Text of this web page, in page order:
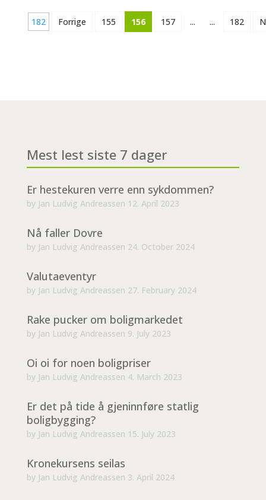
182 Forrige ...
155 156 157 ... 182
Mest lest siste 7 dager
Er hestekuren verre enn sykdommen?
by Jan Ludvig Andreassen 12. April 2023
Nå faller Dovre
by Jan Ludvig Andreassen 24. October 2024
Valutaeventyr
by Jan Ludvig Andreassen 27. February 2024
Rake pucker om boligmarkedet
by Jan Ludvig Andreassen 9. July 2023
Oi oi for noen boligpriser
by Jan Ludvig Andreassen 4. March 2023
Er det på tide å gjeninnføre statlig
boligbygging?
by Jan Ludvig Andreassen 15. July 2023
Kronekursens seilas
by Jan Ludvig Andreassen 3. April 2024